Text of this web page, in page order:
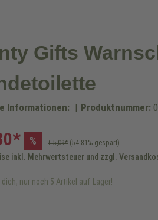
Gifts
Informationen: | Produktnummer:
% € 5,09* (54.81% gespart)
inkl. Mehrwertsteuer und zzgl.
dich, nur noch 5 Artikel auf Lager!